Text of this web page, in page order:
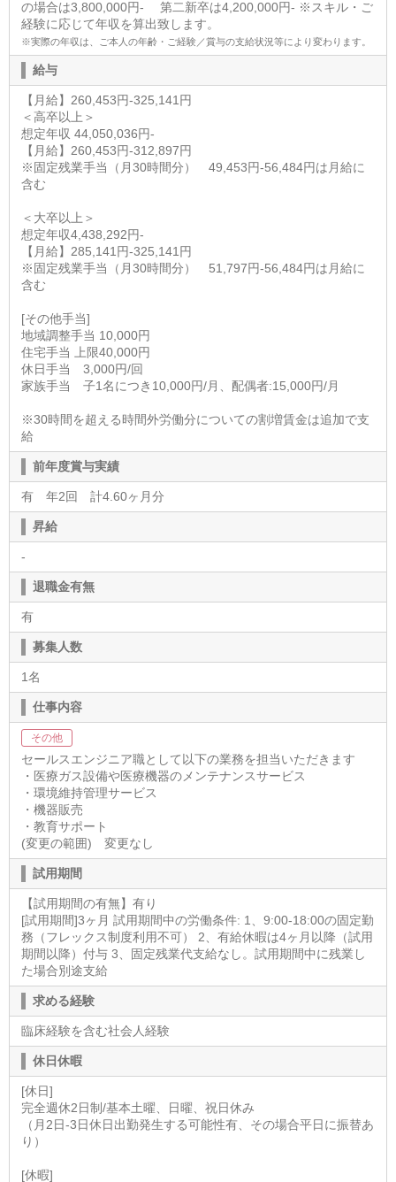
の場合は3,800,000円- 第二新卒は4,200,000円- ※スキル・ご
経験に応じて年収を算出致します。
※実際の年収は、ご本人の年齢・ご経験／賞与の支給状況等により変わります。
給与
【月給】260,453円-325,141円
＜高卒以上＞
想定年収 44,050,036円-
【月給】260,453円-312,897円
※固定残業手当（月30時間分） 49,453円-56,484円は月給に
含む
＜大卒以上＞
想定年収4,438,292円-
【月給】285,141円-325,141円
※固定残業手当（月30時間分） 51,797円-56,484円は月給に
含む
[その他手当]
地域調整手当 10,000円
住宅手当 上限40,000円
休日手当 3,000円/回
家族手当 子1名につき10,000円/月、配偶者:15,000円/月
※30時間を超える時間外労働分についての割増賃金は追加で支
給
前年度賞与実績
有 年2回 計4.60ヶ月分
昇給
-
退職金有無
有
募集人数
1名
仕事内容
その他
セールスエンジニア職として以下の業務を担当いただきます
・医療ガス設備や医療機器のメンテナンスサービス
・環境維持管理サービス
・機器販売
・教育サポート
(変更の範囲) 変更なし
試用期間
【試用期間の有無】有り
[試用期間]3ヶ月 試用期間中の労働条件: 1、9:00-18:00の固定勤
務（フレックス制度利用不可） 2、有給休暇は4ヶ月以降（試用
期間以降）付与 3、固定残業代支給なし。試用期間中に残業し
た場合別途支給
求める経験
臨床経験を含む社会人経験
休日休暇
[休日]
完全週休2日制/基本土曜、日曜、祝日休み
（月2日-3日休日出勤発生する可能性有、その場合平日に振替あ
り）
[休暇]